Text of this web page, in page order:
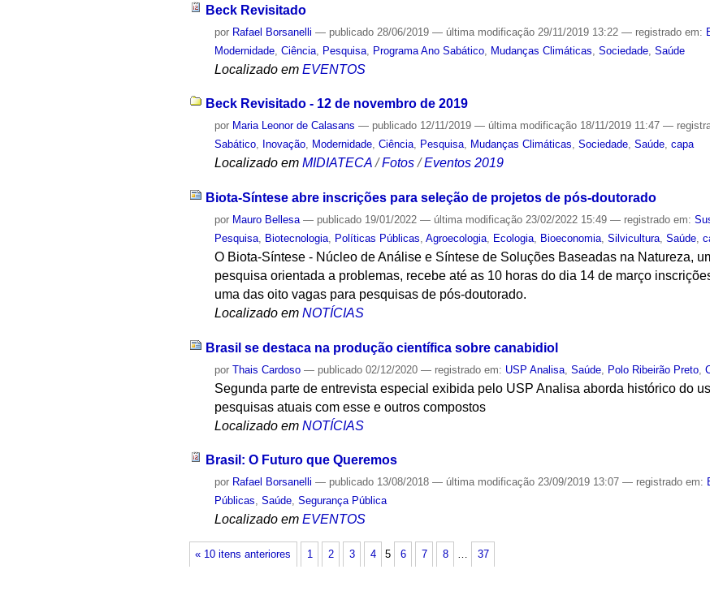
Beck Revisitado
por Rafael Borsanelli — publicado 28/06/2019— última modificação 29/11/2019 13:22— registrado em:
Modernidade ,Ciência Pesquisa Programa Ano Sabático Mudanças Climáticas ,Sociedade ,Saúde
Localizado em EVENTOS
Beck Revisitado - 12 de novembro de 2019
por Maria Leonor de Calasans — publicado 12/11/2019— última modificação 18/11/2019 11:47—
Sabático, Inovação, Modernidade,Ciência, Pesquisa, Mudanças Climáticas,Sociedade,Saúde,capa
Localizado em MIDIATECA /Fotos /Eventos 2019
Biota-Síntese abre inscrições para seleção de projetos de pós-doutorado
por Mauro Bellesa — publicado 19/01/2022— última modificação 23/02/2022 15:49— registrado em:
Pesquisa
Biotecnologia Políticas Públicas ,Agroecologia Ecologia Bioeconomia ,Silvicultura ,Saúde ,
O Biota-Síntese - Núcleo de Análise e Síntese de Soluções Baseadas na Natureza,
pesquisa orientada a problemas, recebe até as 10 horas do dia 14 de março
uma das oito vagas para pesquisas de pós-doutorado.
Localizado em NOTÍCIAS
Brasil se destaca na produção científica sobre canabidiol
porThais Cardoso — publicado 02/12/2020— registrado em: USP Analisa ,Saúde Polo Ribeirão Preto ,
Segunda parte de entrevista especial exibida pelo USP Analisa aborda histórico do
pesquisas atuais com esse e outros compostos
Localizado em NOTÍCIAS
Brasil: O Futuro que Queremos
por Rafael Borsanelli — publicado 13/08/2018— última modificação 23/09/2019 13:07— registrado em:
Públicas,Saúde,Segurança Pública
Localizado em EVENTOS
« 10 itens anteriores 1 2 3 4 5 6 7 8 37